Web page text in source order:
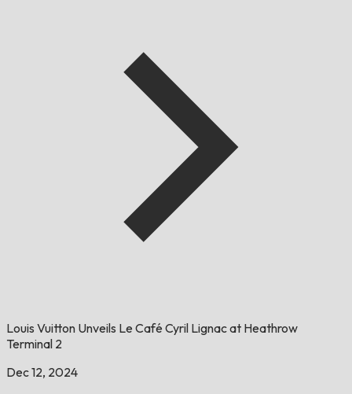
Louis Vuitton Unveils Le Café Cyril Lignac at Heathrow
Terminal 2
Dec 12, 2024